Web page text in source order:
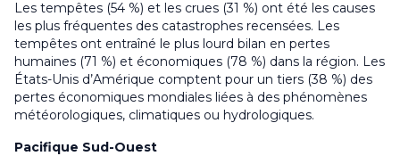
Les tempêtes (54 %) et les crues (31 %) ont été les causes
les plus fréquentes des catastrophes recensées. Les
tempêtes ont entraîné le plus lourd bilan en pertes
humaines (71 %) et économiques (78 %) dans la région. Les
États-Unis d’Amérique comptent pour un tiers (38 %) des
pertes économiques mondiales liées à des phénomènes
météorologiques, climatiques ou hydrologiques.
Pacifique Sud-Ouest